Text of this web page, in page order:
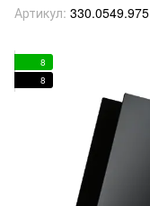
Артикул: 330.0549.975
8
8